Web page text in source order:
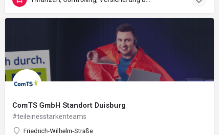
ComTS GmbH Standort Duisburg
#teileinesstarkenteams
Friedrich-Wilhelm-Straße